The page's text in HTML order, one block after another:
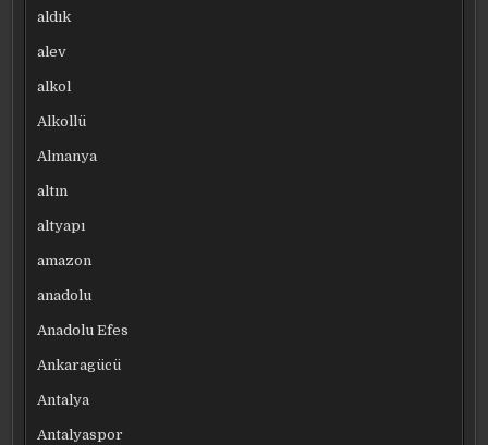
aldık
alev
alkol
Alkollü
Almanya
altın
altyapı
amazon
anadolu
Anadolu Efes
Ankaragücü
Antalya
Antalyaspor